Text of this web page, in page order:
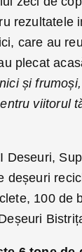
rezultatele
care au
plecat
și
viitorul
Deseuri,
100 de